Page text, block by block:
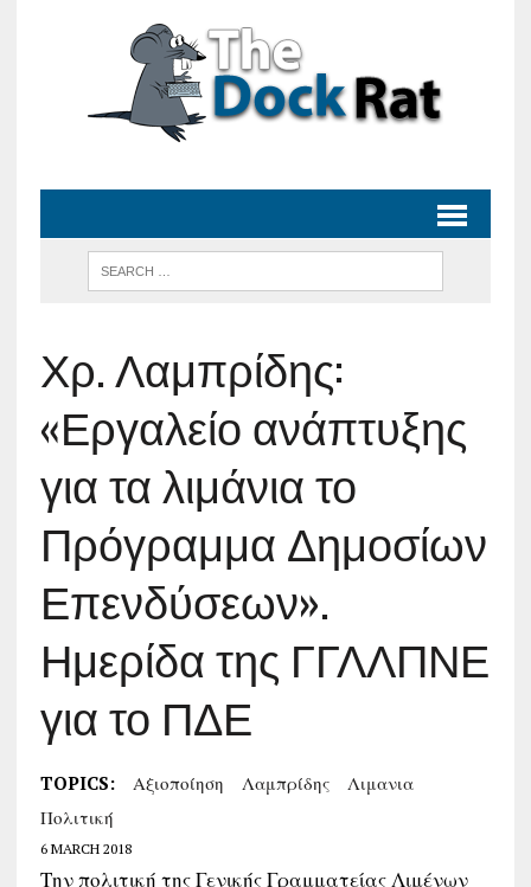
Χρ. Λαμπρίδης:
«Εργαλείο ανάπτυξης
για τα λιμάνια το
Πρόγραμμα Δημοσίων
Επενδύσεων».
Ημερίδα της ΓΓΛΛΠΝΕ
για το ΠΔΕ
TOPICS: Αξιοποίηση Λαμπρίδης
Λιμανια
Πολιτική
6 MARCH 2018
Την πολιτική της Γενικής Γραμματείας Λιμένων